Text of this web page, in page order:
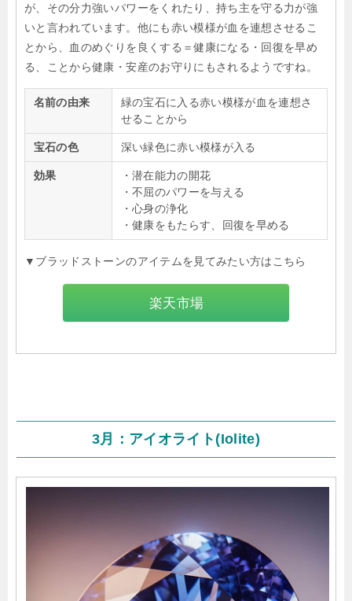
が、その分力強いパワーをくれたり、持ち主を守る力が強
いと言われています。他にも赤い模様が血を連想させるこ
とから、血のめぐりを良くする＝健康になる・回復を早め
る、ことから健康・安産のお守りにもされるようですね。
名前の由来
緑の宝石に入る赤い模様が血を連想さ
せることから
宝石の色 深い緑色に赤い模様が入る
効果
・潜在能力の開花
・不屈のパワーを与える
・心身の浄化
・健康をもたらす、回復を早める
▼ブラッドストーンのアイテムを見てみたい方はこちら
楽天市場
3月：アイオライト(Iolite)